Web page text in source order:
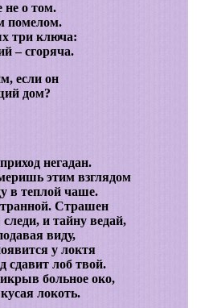
не о том.
помелом.
три ключа:
– сгоряча.
если он
дом?
негадан.
этим взглядом
в теплой чаше.
Страшен
и тайну ведай,
виду,
у локтя
сдавит лоб твой.
больное око,
локоть.